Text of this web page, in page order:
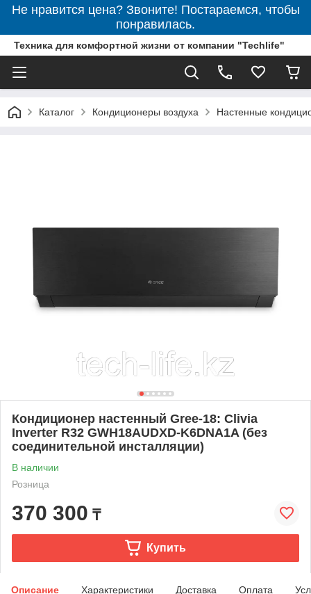
Не нравится цена? Звоните! Постараемся, чтобы
понравилась.
Техника для комфортной жизни от компании "Techlife"
Каталог Кондиционеры воздуха Настенные
Кондиционер настенный Gree-18: Clivia
Inverter R32 GWH18AUDXD-K6DNA1A (без
соединительной инсталляции)
В наличии
Розница
370 300 ₸
Купить
Описание Характеристики Доставка Оплата